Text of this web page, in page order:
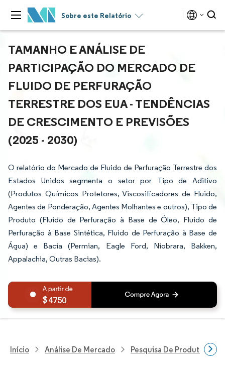
Sobre este Relatório
TAMANHO E ANÁLISE DE
PARTICIPAÇÃO DO MERCADO DE
FLUIDO DE PERFURAÇÃO
TERRESTRE DOS EUA - TENDÊNCIAS
DE CRESCIMENTO E PREVISÕES
(2025 - 2030)
O relatório do Mercado de Fluido de Perfuração Terrestre dos
Estados Unidos segmenta o setor por Tipo de Aditivo
(Produtos Químicos Protetores, Viscosificadores de Fluido,
Agentes de Ponderação, Agentes Molhantes e outros), Tipo de
Produto (Fluido de Perfuração à Base de Óleo, Fluido de
Perfuração à Base Sintética, Fluido de Perfuração à Base de
Água) e Bacia (Permian, Eagle Ford, Niobrara, Bakken,
Appalachia, Outras Bacias).
4750
Início Análise De Mercado Pesquisa De Produtos